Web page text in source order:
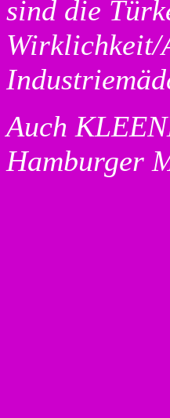
sind die
Wirklichkeit/
Auch
Hamburger